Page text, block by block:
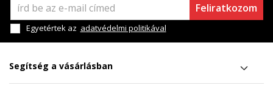
Feliratkozom
Egyetértek az adatvédelmi politikával
Segítség a vásárlásban